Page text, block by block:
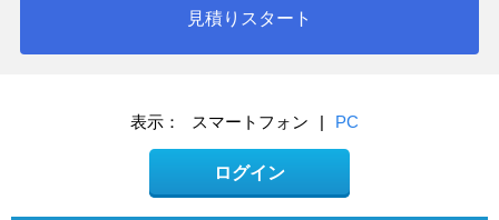
見積りスタート
表示： スマートフォン | PC
ログイン